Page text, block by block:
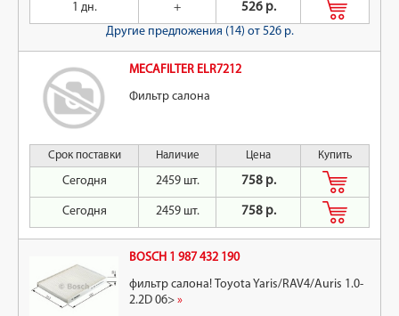
1 дн. +
526 р.
Другие предложения (14) от 526 р.
MECAFILTER ELR7212
Фильтр салона
Срок поставки Наличие Цена Купить
Сегодня 2459 шт. 758 р.
Сегодня 2459 шт. 758 р.
BOSCH 1 987 432 190
фильтр салона! Toyota Yaris/RAV4/Auris 1.0-
2.2D 06> »